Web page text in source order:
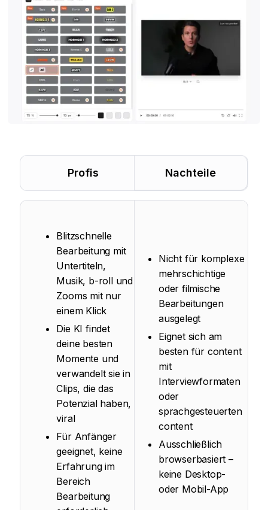
Profis Nachteile
Blitzschnelle
Bearbeitung mit
Untertiteln,
Musik, b-roll und
Zooms mit nur
einem Klick
Die KI findet
deine besten
Momente und
verwandelt sie in
Clips, die das
Potenzial haben,
viral
Für Anfänger
geeignet, keine
Erfahrung im
Bereich
Bearbeitung
Nicht für komplexe
mehrschichtige
oder filmische
Bearbeitungen
ausgelegt
Eignet sich am
besten für content
mit
Interviewformaten
oder
sprachgesteuerten
content
Ausschließlich
browserbasiert –
keine Desktop-
oder Mobil-App